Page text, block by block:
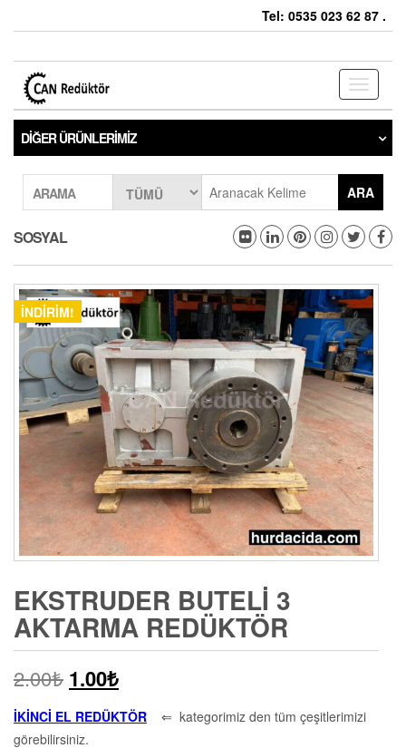
Tel: 0535 023 62 87 .
Toggle
DIĞER ÜRÜNLERIMIZ
ARAMA ARA
SOSYAL
İNDIRIM!
EKSTRUDER BUTELI 3
AKTARMA REDÜKTÖR
2.00₺ 1.00₺
İKİNCİ EL REDÜKTÖR ⇐ kategorimiz den tüm çeşitlerimizi
görebilirsiniz.